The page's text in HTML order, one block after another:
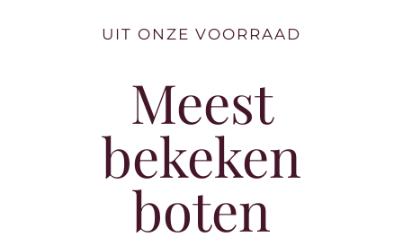
UIT ONZE VOORRAAD
Meest
bekeken
boten